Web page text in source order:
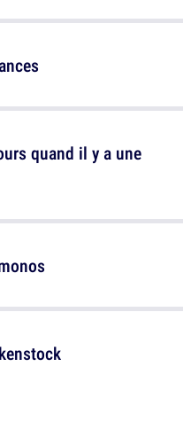
quand il y a une